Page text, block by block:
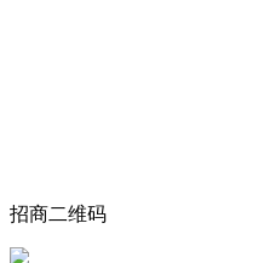
招商二维码